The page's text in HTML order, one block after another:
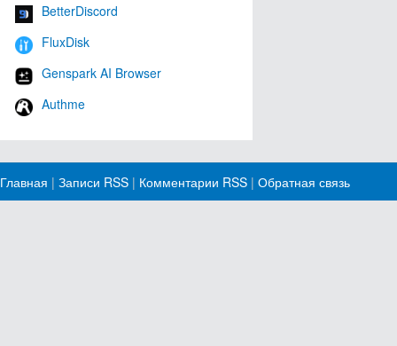
BetterDiscord
FluxDisk
Genspark AI Browser
Authme
Главная | Записи RSS | Комментарии RSS | Обратная связь